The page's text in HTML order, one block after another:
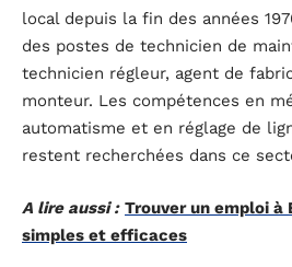
local depuis la fin des années
des postes de technicien de
technicien régleur, agent de
monteur. Les compétences en
automatisme et en réglage de
restent recherchées dans ce
A lire aussi : Trouver un emploi à
simples et efficaces